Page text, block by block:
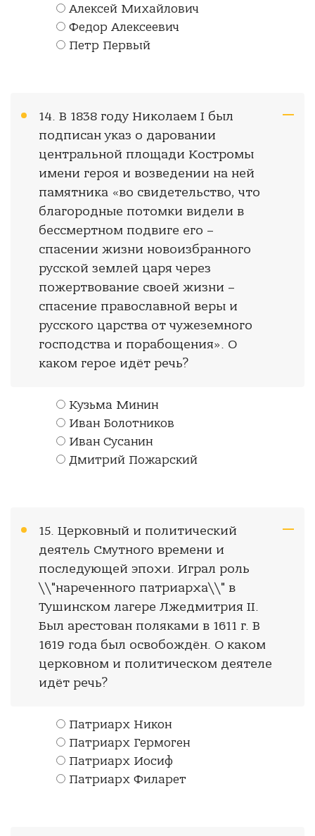
Алексей Михайлович
Федор Алексеевич
Петр Первый
14. В 1838 году Николаем I был
подписан указ о даровании
центральной площади Костромы
имени героя и возведении на ней
памятника «во свидетельство, что
благородные потомки видели в
бессмертном подвиге его –
спасении жизни новоизбранного
русской землей царя через
пожертвование своей жизни –
спасение православной веры и
русского царства от чужеземного
господства и порабощения». О
каком герое идёт речь?
Кузьма Минин
Иван Болотников
Иван Сусанин
Дмитрий Пожарский
15. Церковный и политический
деятель Смутного времени и
последующей эпохи. Играл роль
\\"нареченного патриарха\\" в
Тушинском лагере Лжедмитрия II.
Был арестован поляками в 1611 г. В
1619 года был освобождён. О каком
церковном и политическом деятеле
идёт речь?
Патриарх Никон
Патриарх Гермоген
Патриарх Иосиф
Патриарх Филарет